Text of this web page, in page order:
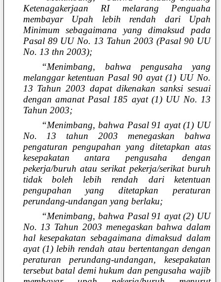
Ketenagakerjaan RI melarang Penguaha
membayar Upah lebih rendah dari Upah
Minimum sebagaimana yang dimaksud pada
Pasal 89 UU No. 13 Tahun 2003 (Pasal 90 UU
No. 13 thn 2003);
“Menimbang, bahwa pengusaha yang
melanggar ketentuan Pasal 90 ayat (1) UU No.
13 Tahun 2003 dapat dikenakan sanksi sesuai
dengan amanat Pasal 185 ayat (1) UU No. 13
Tahun 2003;
“Menimbang, bahwa Pasal 91 ayat (1) UU
No. 13 tahun 2003 menegaskan bahwa
pengaturan pengupahan yang ditetapkan atas
kesepakatan antara pengusaha dengan
pekerja/buruh atau serikat pekerja/serikat buruh
tidak boleh lebih rendah dari ketentuan
pengupahan yang ditetapkan peraturan
perundang-undangan yang berlaku;
“Menimbang, bahwa Pasal 91 ayat (2) UU
No. 13 Tahun 2003 menegaskan bahwa dalam
hal kesepakatan sebagaimana dimaksud dalam
ayat (1) lebih rendah atau bertentangan dengan
peraturan perundang-undangan, kesepakatan
tersebut batal demi hukum dan pengusaha wajib